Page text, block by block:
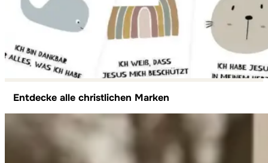
Entdecke alle christlichen Marken